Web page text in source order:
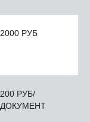
2000 РУБ
200 РУБ/
ДОКУМЕНТ